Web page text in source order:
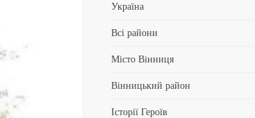
Україна
Всі райони
Місто Вінниця
Вінницький район
Історії Героїв